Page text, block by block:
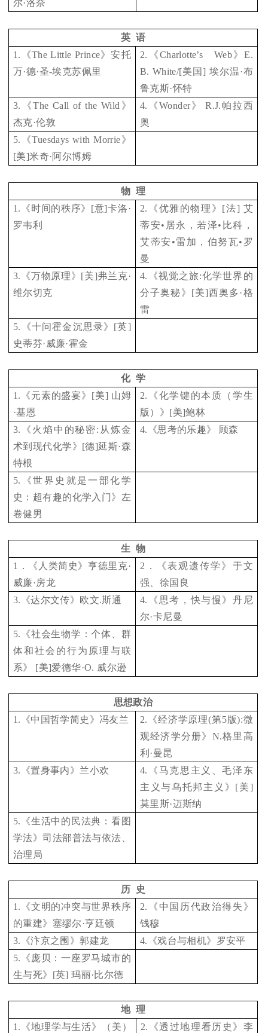
尔·洛奈
英 语
1.
《The Little Prince》安托
万·德·圣-埃克苏佩里
2.
《Charlotte’s Web》E.
B. White/[美国] 埃尔温·布
鲁克斯·怀特
3.
《The Call of the Wild》
杰克·伦敦
4.
《Wonder》 R.J.帕拉西
奥
5.
《Tuesdays with Morrie》
[美]米奇·阿尔博姆
物 理
1.
《时间的秩序》[意]卡洛·
罗韦利
2.
《优雅的物理》[法] 艾
蒂安•居永，若泽•比科，
艾蒂安•雷加，伯努瓦•罗
曼
3.
《万物原理》[美]弗兰克·
维尔切克
4.
《视觉之旅:化学世界的
分子奥秘》[美]西奥多·格
雷
5.
《十问霍金沉思录》[英]
史蒂芬·威廉·霍金
化 学
1.
《元素的盛宴》[美] 山姆
·基恩
2.
《化学键的本质（学生
版）》[美]鲍林
3.
《火焰中的秘密:从炼金
术到现代化学》[德]延斯·森
特根
4. 《思考的乐趣》 顾森
5.
《世界史就是一部化学
史：超有趣的化学入门》左
卷健男
生 物
1
．《人类简史》亨德里克·
威廉·房龙
2 ．《表观遗传学》于文
强、徐国良
3.
《达尔文传》欧文.斯通 4.
《思考，快与慢》丹尼
尔·卡尼曼
5.
《社会生物学：个体、群
体和社会的行为原理与联
系》 [美]爱德华·O. 威尔逊
思想政治
1.
《中国哲学简史》冯友兰 2.
《经济学原理(第5版):微
观经济学分册》N.格里高
利·曼昆
3.
《置身事内》兰小欢 4.
《马克思主义、毛泽东
主义与乌托邦主义》[美]
莫里斯·迈斯纳
5.
《生活中的民法典：看图
学法》司法部普法与依法、
治理局
历 史
1.
《文明的冲突与世界秩序
的重建》塞缪尔·亨廷顿
2.
《中国历代政治得失》
钱穆
3.
《汴京之围》郭建龙 4.
《戏台与相机》罗安平
5.
《庞贝：一座罗马城市的
生与死》[英] 玛丽·比尔德
地 理
1.
《地理学与生活》（美）
2.
《透过地理看历史》李